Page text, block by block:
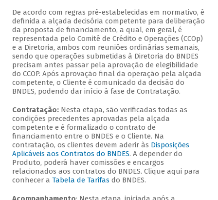
De acordo com regras pré-estabelecidas em normativo, é
definida a alçada decisória competente para deliberação
da proposta de financiamento, a qual, em geral, é
representada pelo Comitê de Crédito e Operações (CCOp)
e a Diretoria, ambos com reuniões ordinárias semanais,
sendo que operações submetidas à Diretoria do BNDES
precisam antes passar pela aprovação de elegibilidade
do CCOP. Após aprovação final da operação pela alçada
competente, o Cliente é comunicado da decisão do
BNDES, podendo dar início à fase de Contratação.
Contratação: Nesta etapa, são verificadas todas as
condições precedentes aprovadas pela alçada
competente e é formalizado o contrato de
financiamento entre o BNDES e o Cliente. Na
contratação, os clientes devem aderir às Disposições
Aplicáveis aos Contratos do BNDES. A depender do
Produto, poderá haver comissões e encargos
relacionados aos contratos do BNDES. Clique aqui para
conhecer a Tabela de Tarifas do BNDES.